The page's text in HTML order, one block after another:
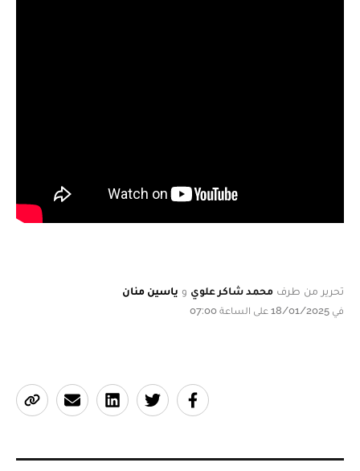
تحرير من طرف محمد شاكر علوي و ياسين منان
في 18/01/2025 على الساعة 07:00